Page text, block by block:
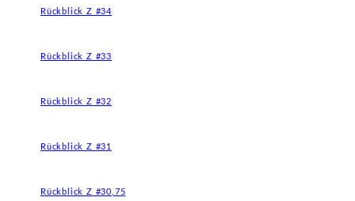
Rückblick Z #34
Rückblick Z #33
Rückblick Z #32
Rückblick Z #31
Rückblick Z #30,75